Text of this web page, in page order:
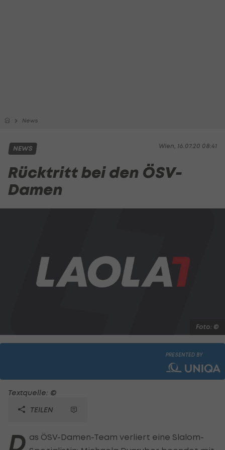
News
Wien, 16.07.20 08:41
NEWS
Rücktritt bei den ÖSV-
Damen
Foto: ©
PRESENTED BY
Textquelle: ©
TEILEN
D as ÖSV-Damen-Team verliert eine Slalom-